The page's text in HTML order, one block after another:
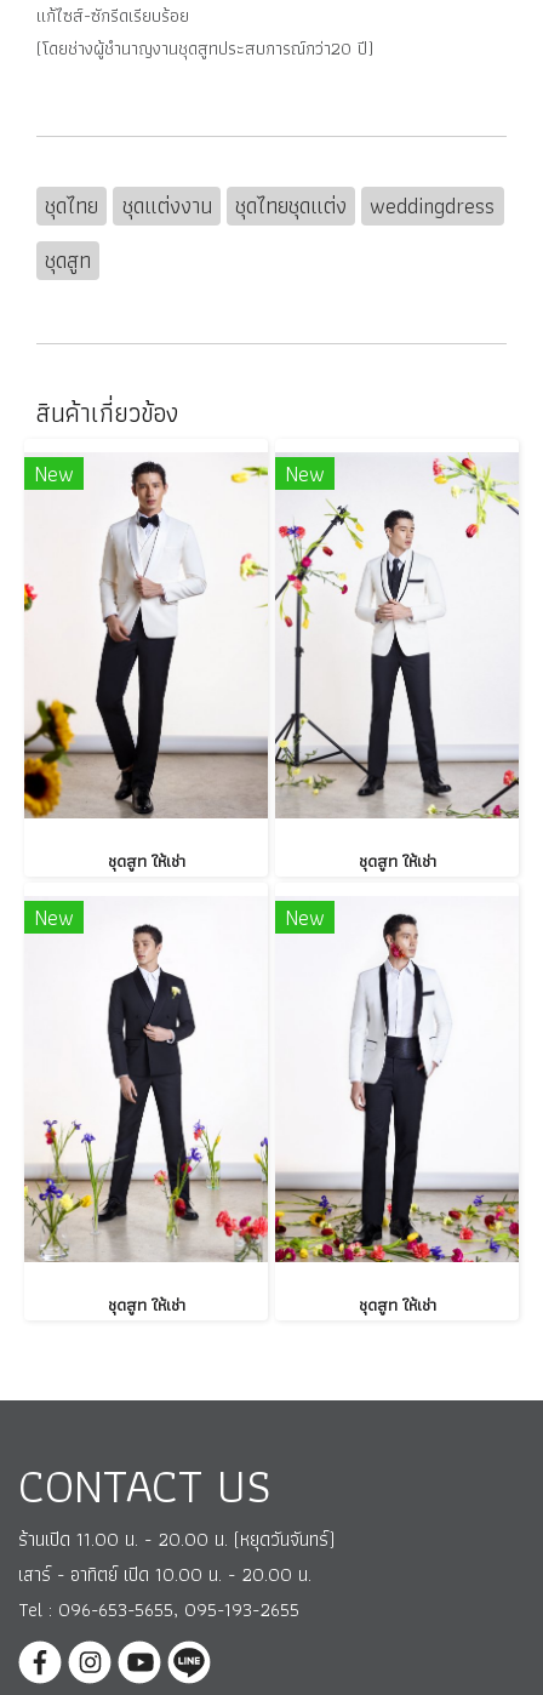
แก้ไซส์-ซักรีดเรียบร้อย
(โดยช่างผู้ชำนาญงานชุดสูทประสบการณ์กว่า20 ปี)
ชุดไทย ชุดแต่งงาน ชุดไทยชุดแต่ง
weddingdress
ชุดสูท
สินค้าเกี่ยวข้อง
New
ชุดสูท ให้เช่า
New
ชุดสูท ให้เช่า
New
ชุดสูท ให้เช่า
New
ชุดสูท ให้เช่า
CONTACT US
ร้านเปิด 11.00 น. - 20.00 น. (หยุดวันจันทร์)
เสาร์ - อาทิตย์ เปิด 10.00 น. - 20.00 น.
Tel : 096-653-5655, 095-193-2655